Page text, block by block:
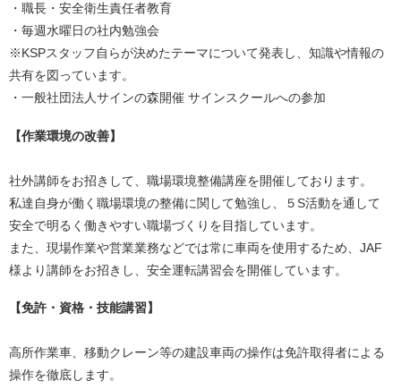
・職長・安全衛生責任者教育
・毎週水曜日の社内勉強会
※KSPスタッフ自らが決めたテーマについて発表し、知識や情報の
共有を図っています。
・一般社団法人サインの森開催 サインスクールへの参加
【作業環境の改善】
社外講師をお招きして、職場環境整備講座を開催しております。
私達自身が働く職場環境の整備に関して勉強し、５S活動を通して
安全で明るく働きやすい職場づくりを目指しています。
また、現場作業や営業業務などでは常に車両を使用するため、JAF
様より講師をお招きし、安全運転講習会を開催しています。
【免許・資格・技能講習】
高所作業車、移動クレーン等の建設車両の操作は免許取得者による
操作を徹底します。